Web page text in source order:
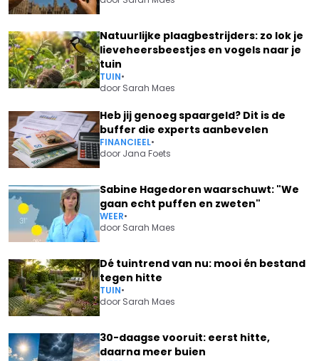
Natuurlijke plaagbestrijders: zo lok je
lieveheersbeestjes en vogels naar je
tuin
TUIN•
door Sarah Maes
Heb jij genoeg spaargeld? Dit is de
buffer die experts aanbevelen
FINANCIEEL•
door Jana Foets
Sabine Hagedoren waarschuwt: "We
gaan echt puffen en zweten"
WEER•
door Sarah Maes
Dé tuintrend van nu: mooi én bestand
tegen hitte
TUIN•
door Sarah Maes
30-daagse vooruit: eerst hitte,
daarna meer buien